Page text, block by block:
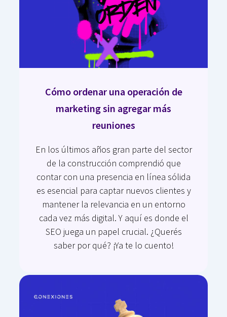
Cómo ordenar una operación de
marketing sin agregar más
reuniones
En los últimos años gran parte del sector
de la construcción comprendió que
contar con una presencia en línea sólida
es esencial para captar nuevos clientes y
mantener la relevancia en un entorno
cada vez más digital. Y aquí es donde el
SEO juega un papel crucial. ¿Querés
saber por qué? ¡Ya te lo cuento!